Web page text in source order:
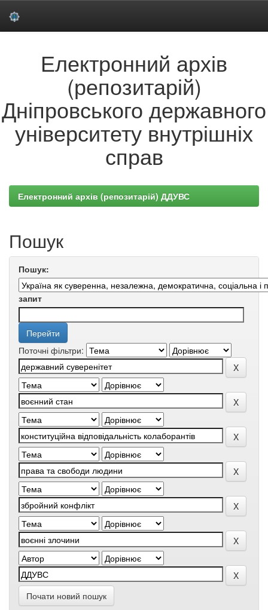
Електронний архів
(репозитарій)
Дніпровського державного
університету внутрішніх
справ
Електронний архів (репозитарій) ДДУВС
Пошук
Пошук:
запит
Поточні фільтри:
Почати новий пошук